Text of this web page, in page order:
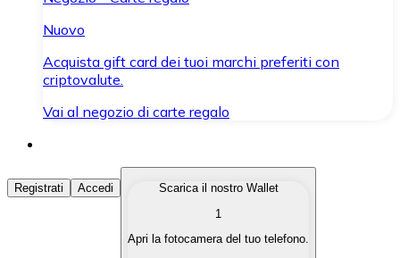
Nuovo
Acquista gift card dei tuoi marchi preferiti con
criptovalute.
Vai al negozio di carte regalo
Acquista Criptovalute
Acquista le criptovalute che ti interessano in modo
Registrati Accedi
Scarica il nostro Wallet
1
Apri la fotocamera del tuo telefono.